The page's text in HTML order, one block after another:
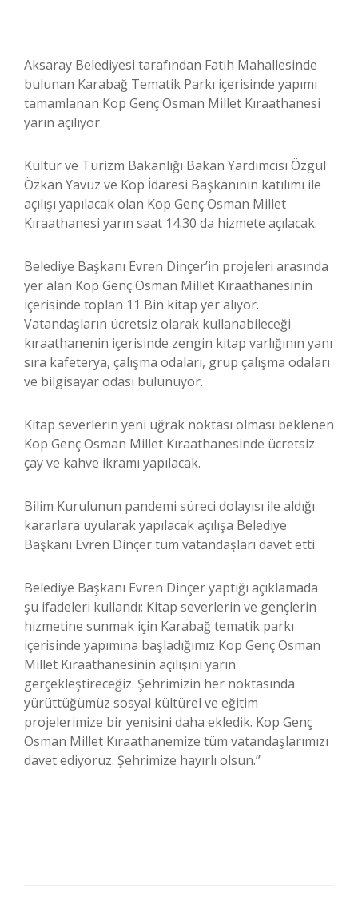
Aksaray Belediyesi tarafından Fatih Mahallesinde
bulunan Karabağ Tematik Parkı içerisinde yapımı
tamamlanan Kop Genç Osman Millet Kıraathanesi
yarın açılıyor.
Kültür ve Turizm Bakanlığı Bakan Yardımcısı Özgül
Özkan Yavuz ve Kop İdaresi Başkanının katılımı ile
açılışı yapılacak olan Kop Genç Osman Millet
Kıraathanesi yarın saat 14.30 da hizmete açılacak.
Belediye Başkanı Evren Dinçer’in projeleri arasında
yer alan Kop Genç Osman Millet Kıraathanesinin
içerisinde toplan 11 Bin kitap yer alıyor.
Vatandaşların ücretsiz olarak kullanabileceği
kıraathanenin içerisinde zengin kitap varlığının yanı
sıra kafeterya, çalışma odaları, grup çalışma odaları
ve bilgisayar odası bulunuyor.
Kitap severlerin yeni uğrak noktası olması beklenen
Kop Genç Osman Millet Kıraathanesinde ücretsiz
çay ve kahve ikramı yapılacak.
Bilim Kurulunun pandemi süreci dolayısı ile aldığı
kararlara uyularak yapılacak açılışa Belediye
Başkanı Evren Dinçer tüm vatandaşları davet etti.
Belediye Başkanı Evren Dinçer yaptığı açıklamada
şu ifadeleri kullandı; Kitap severlerin ve gençlerin
hizmetine sunmak için Karabağ tematik parkı
içerisinde yapımına başladığımız Kop Genç Osman
Millet Kıraathanesinin açılışını yarın
gerçekleştireceğiz. Şehrimizin her noktasında
yürüttüğümüz sosyal kültürel ve eğitim
projelerimize bir yenisini daha ekledik. Kop Genç
Osman Millet Kıraathanemize tüm vatandaşlarımızı
davet ediyoruz. Şehrimize hayırlı olsun.’’